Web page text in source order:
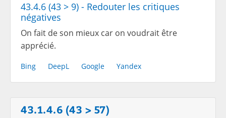
43.4.6 (43 > 9) - Redouter les critiques
négatives
On fait de son mieux car on voudrait être
apprécié.
Bing DeepL Google Yandex
43.1.4.6 (43 > 57)